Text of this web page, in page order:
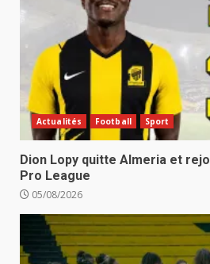
Actualités Football Sport
Dion Lopy quitte Almeria et
Pro League
05/08/2026